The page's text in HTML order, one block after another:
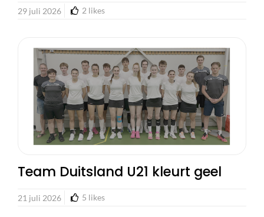
29 juli 2026 2 likes
Team Duitsland U21 kleurt geel
21 juli 2026 5 likes